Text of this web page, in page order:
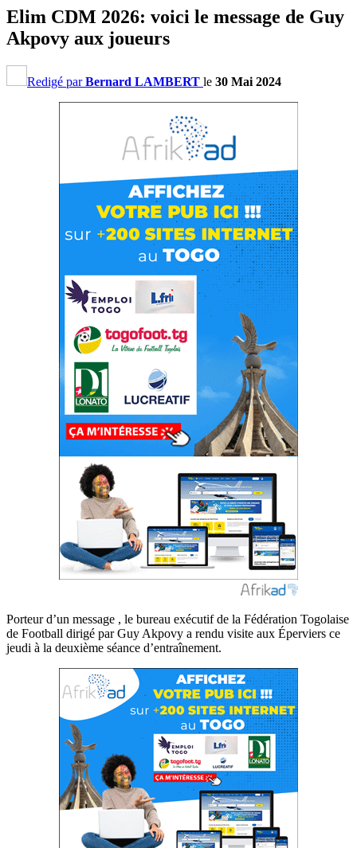
Elim CDM 2026: voici le message de Guy
Akpovy aux joueurs
Redigé parBernard LAMBERT le 30 Mai 2024
Porteur d’un message , le bureau exécutif de la Fédération Togolaise
de Football dirigé par Guy Akpovy a rendu visite aux Éperviers ce
jeudi à la deuxième séance d’entraînement.